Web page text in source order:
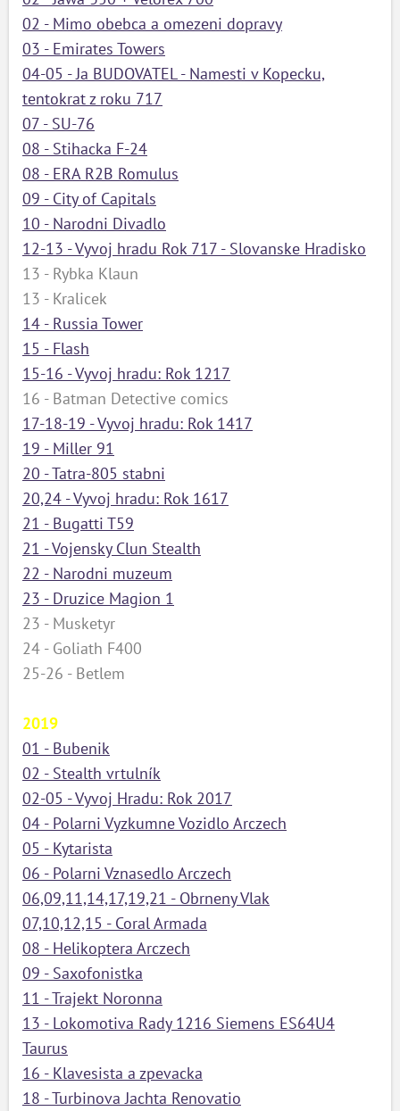
02 - Mimo obebca a omezeni dopravy
03 - Emirates Towers
04-05 - Ja BUDOVATEL - Namesti v Kopecku,
tentokrat z roku 717
07 - SU-76
08 - Stihacka F-24
08 - ERA R2B Romulus
09 - City of Capitals
10 - Narodni Divadlo
12-13 - Vyvoj hradu Rok 717 - Slovanske Hradisko
13 - Rybka Klaun
13 - Kralicek
14 - Russia Tower
15 - Flash
15-16 - Vyvoj hradu: Rok 1217
16 - Batman Detective comics
17-18-19 - Vyvoj hradu: Rok 1417
19 - Miller 91
20 - Tatra-805 stabni
20,24 - Vyvoj hradu: Rok 1617
21 - Bugatti T59
21 - Vojensky Clun Stealth
22 - Narodni muzeum
23 - Druzice Magion 1
23 - Musketyr
24 - Goliath F400
25-26 - Betlem
2019
01 - Bubenik
02 - Stealth vrtulník
02-05 - Vyvoj Hradu: Rok 2017
04 - Polarni Vyzkumne Vozidlo Arczech
05 - Kytarista
06 - Polarni Vznasedlo Arczech
06,09,11,14,17,19,21 - Obrneny Vlak
07,10,12,15 - Coral Armada
08 - Helikoptera Arczech
09 - Saxofonistka
11 - Trajekt Noronna
13 - Lokomotiva Rady 1216 Siemens ES64U4
Taurus
16 - Klavesista a zpevacka
18 - Turbinova Jachta Renovatio